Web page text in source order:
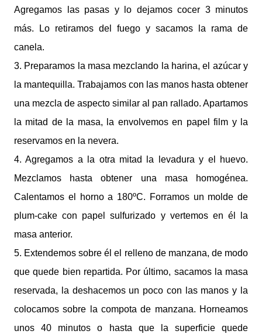
Agregamos las pasas y lo dejamos cocer 3 minutos
más. Lo retiramos del fuego y sacamos la rama de
canela.
3. Preparamos la masa mezclando la harina, el azúcar y
la mantequilla. Trabajamos con las manos hasta obtener
una mezcla de aspecto similar al pan rallado. Apartamos
la mitad de la masa, la envolvemos en papel film y la
reservamos en la nevera.
4. Agregamos a la otra mitad la levadura y el huevo.
Mezclamos hasta obtener una masa homogénea.
Calentamos el horno a 180ºC. Forramos un molde de
plum-cake con papel sulfurizado y vertemos en él la
masa anterior.
5. Extendemos sobre él el relleno de manzana, de modo
que quede bien repartida. Por último, sacamos la masa
reservada, la deshacemos un poco con las manos y la
colocamos sobre la compota de manzana. Horneamos
unos 40 minutos o hasta que la superficie quede